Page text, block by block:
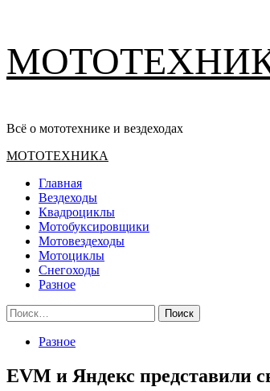
содержимому
Всё о мототехнике и вездеходах
Основное
МОТОТЕХНИКА
Главная
Вездеходы
Квадроциклы
Мотобуксировщики
Мотовездеходы
Мотоциклы
Снегоходы
Разное
Найти:
Разное
EVM и Яндекс представили